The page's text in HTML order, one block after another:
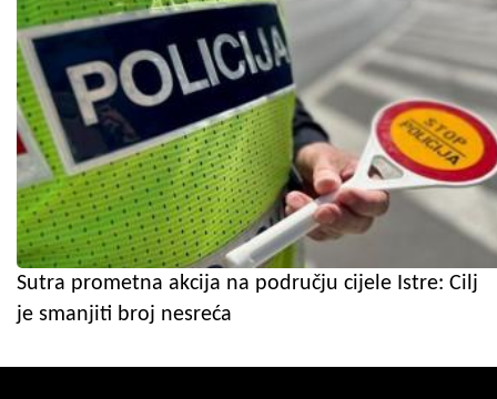
Sutra prometna akcija na području cijele Istre: Cilj
je smanjiti broj nesreća